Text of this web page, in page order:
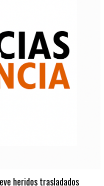
heridos trasladados